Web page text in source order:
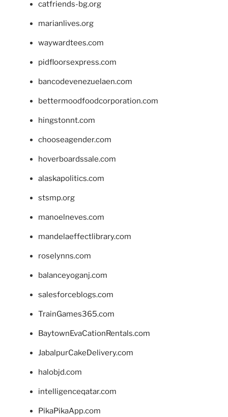
catfriends-bg.org
marianlives.org
waywardtees.com
pidfloorsexpress.com
bancodevenezuelaen.com
bettermoodfoodcorporation.com
hingstonnt.com
chooseagender.com
hoverboardssale.com
alaskapolitics.com
stsmp.org
manoelneves.com
mandelaeffectlibrary.com
roselynns.com
balanceyoganj.com
salesforceblogs.com
TrainGames365.com
BaytownEvaCationRentals.com
JabalpurCakeDelivery.com
halobjd.com
intelligenceqatar.com
PikaPikaApp.com